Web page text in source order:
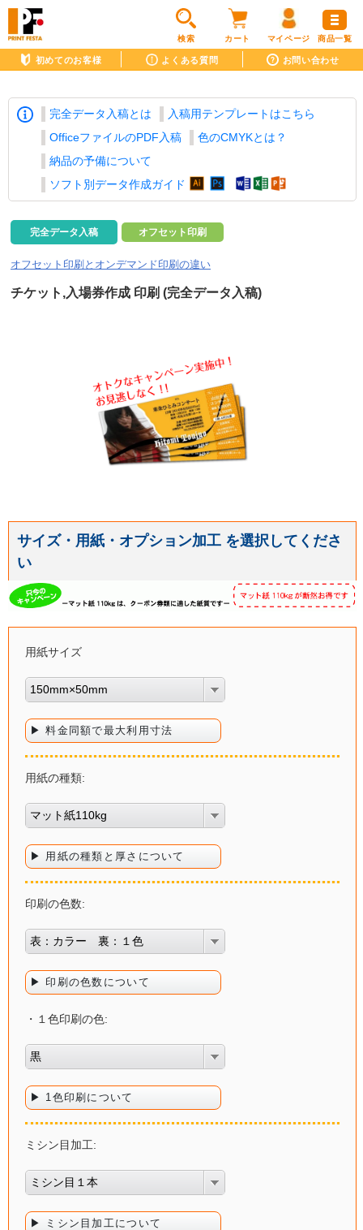
検索 カート マイページ
初めてのお客様 よくある質問 お問い合わせ
商品一覧
完全データ入稿とは
入稿用テンプレートはこちら
OfficeファイルのPDF入稿
色のCMYKとは？
納品の予備について
ソフト別データ作成ガイド
完全データ入稿 オフセット印刷
オフセット印刷とオンデマンド印刷の違い
チケット,入場券作成 印刷 (完全データ入稿)
サイズ・用紙・オプション加工 を選択してくださ
い
用紙サイズ
150mm×50mm
▶ 料金同額で最大利用寸法
用紙の種類:
マット紙110kg
▶ 用紙の種類と厚さについて
印刷の色数:
表：カラー 裏：１色
▶ 印刷の色数について
・１色印刷の色:
黒
▶ 1色印刷について
ミシン目加工:
ミシン目１本
▶ ミシン目加工について